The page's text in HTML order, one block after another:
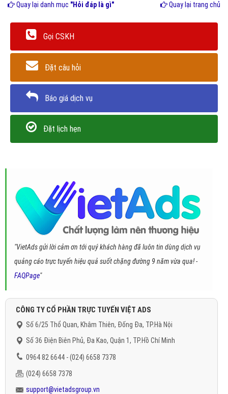
Quay lại danh mục "Hỏi đáp là gì" Quay lại trang chủ
Gọi CSKH
Đặt câu hỏi
Báo giá dịch vụ
Đặt lịch hẹn
"VietAds gửi lời cảm ơn tới quý khách hàng đã luôn tin dùng dịch vụ
quảng cáo trực tuyến hiệu quả suốt chặng đường 9 năm vừa qua! -
FAQPage"
CÔNG TY CỔ PHẦN TRỰC TUYẾN VIỆT ADS
Số 6/25 Thổ Quan, Khâm Thiên, Đống Đa, TP.Hà Nội
Số 36 Điện Biên Phủ, Đa Kao, Quận 1, TP.Hồ Chí Minh
0964 82 6644 - (024) 6658 7378
(024) 6658 7378
support@vietadsgroup.vn